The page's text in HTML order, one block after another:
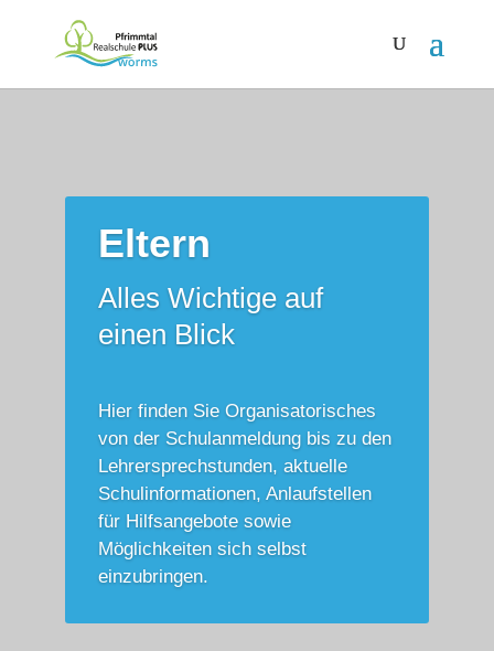
Eltern
Alles Wichtige auf
einen Blick
Hier finden Sie Organisatorisches
von der Schul­anmeldung bis zu den
Lehrer­sprechstunden, aktuelle
Schul­informationen, Anlaufstellen
für Hilfs­angebote sowie
Möglichkeiten sich selbst
einzubringen.